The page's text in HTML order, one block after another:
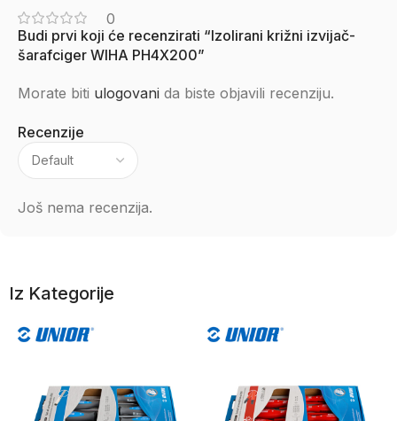
0
Recenzije
Još nema recenzija.
Budi prvi koji će recenzirati “Izolirani križni izvijač-
šarafciger WIHA PH4X200”
Morate biti ulogovani da biste objavili recenziju.
Iz Kategorije